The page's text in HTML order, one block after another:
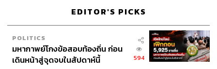
EDITOR'S PICKS
POLITICS
มหากาพย์โกงข้อสอบท้องถิ่น ก่อน
เดินหน้าสู่จุดจบในสัปดาห์นี้
594